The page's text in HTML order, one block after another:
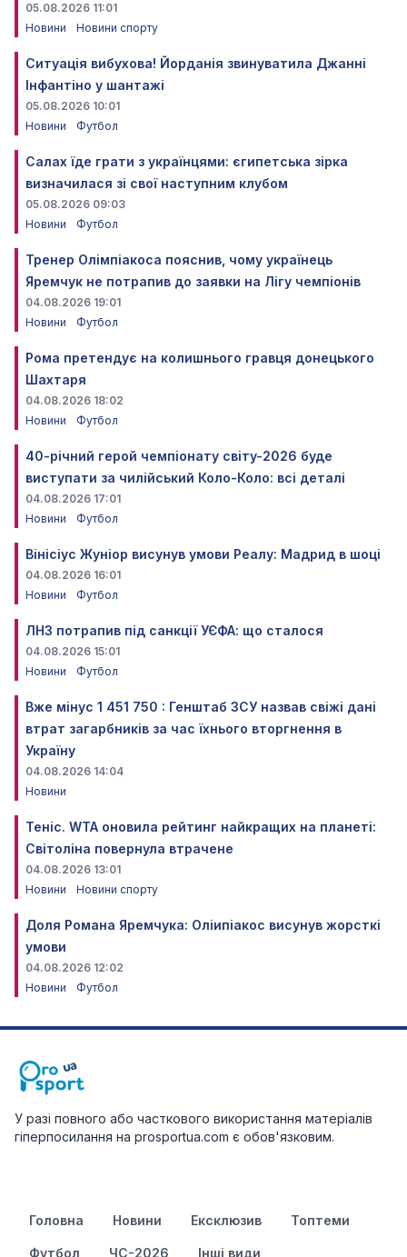
05.08.2026 11:01
Новини
Новини спорту
Ситуація вибухова! Йорданія звинуватила Джанні
Інфантіно у шантажі
05.08.2026 10:01
Новини
Футбол
Салах їде грати з українцями: єгипетська зірка
визначилася зі свої наступним клубом
05.08.2026 09:03
Новини
Футбол
Тренер Олімпіакоса пояснив, чому українець
Яремчук не потрапив до заявки на Лігу чемпіонів
04.08.2026 19:01
Новини
Футбол
Рома претендує на колишнього гравця донецького
Шахтаря
04.08.2026 18:02
Новини
Футбол
40-річний герой чемпіонату світу-2026 буде
виступати за чилійський Коло-Коло: всі деталі
04.08.2026 17:01
Новини
Футбол
Вінісіус Жуніор висунув умови Реалу: Мадрид в шоці
04.08.2026 16:01
Новини
Футбол
ЛНЗ потрапив під санкції УЄФА: що сталося
04.08.2026 15:01
Новини
Футбол
Вже мінус 1 451 750 : Генштаб ЗСУ назвав свіжі дані
втрат загарбників за час їхнього вторгнення в
Україну
04.08.2026 14:04
Новини
Теніс. WTA оновила рейтинг найкращих на планеті:
Світоліна повернула втрачене
04.08.2026 13:01
Новини
Новини спорту
Доля Романа Яремчука: Оліипіакос висунув жорсткі
умови
04.08.2026 12:02
Новини
Футбол
У разі повного або часткового використання матеріалів
гіперпосилання на prosportua.com є обов'язковим.
Головна Новини Ексклюзив Топтеми
Футбол ЧС-2026 Інші види